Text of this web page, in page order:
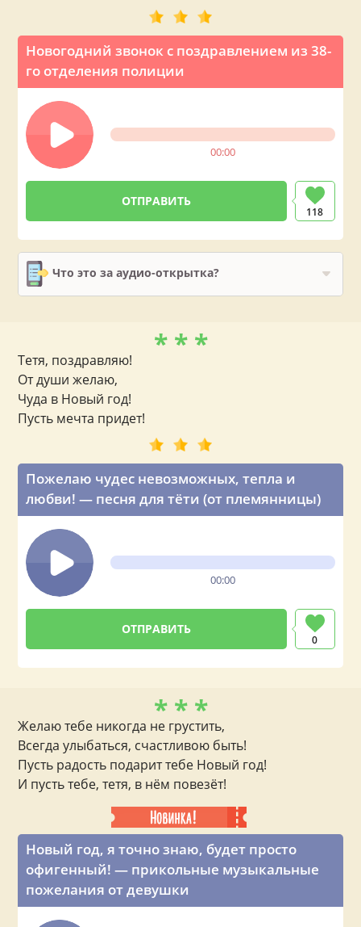
Новогодний звонок с поздравлением из 38-
го отделения полиции
00:00
118
Что это за аудио-открытка?
Пожелаю чудес невозможных, тепла и
любви! — песня для тёти (от племянницы)
00:00
0
* * *
Тетя, поздравляю!
От души желаю,
Чуда в Новый год!
Пусть мечта придет!
Новый год, я точно знаю, будет просто
офигенный! — прикольные музыкальные
пожелания от девушки
* * *
Желаю тебе никогда не грустить,
Всегда улыбаться, счастливою быть!
Пусть радость подарит тебе Новый год!
И пусть тебе, тетя, в нём повезёт!